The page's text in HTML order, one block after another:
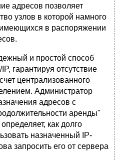
адресов позволяет
узлов в которой намного
в распоряжении
и простой способ
гарантируя отсутствие
централизованного
Администратор
адресов с
аренды"
как долго
назначенный IP-
запросить его от сервера